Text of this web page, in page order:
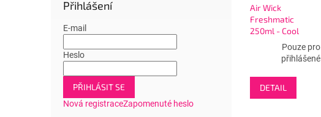
Přihlášení
E-mail
Heslo
PŘIHLÁSIT SE
Nová registraceZapomenuté heslo
Air Wick
Freshmatic
250ml - Cool
Pouze pro
přihlášené
DETAIL